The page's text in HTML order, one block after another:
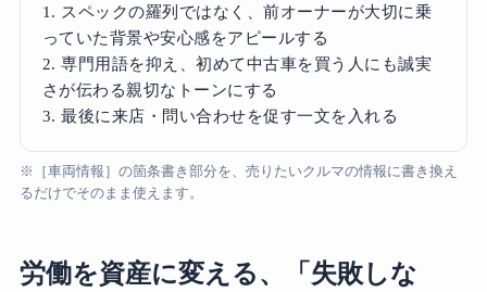
1. スペックの羅列ではなく、前オーナーが大切に乗
っていた背景や安心感をアピールする
2. 専門用語を抑え、初めて中古車を買う人にも誠実
さが伝わる親切なトーンにする
3. 最後に来店・問い合わせを促す一文を入れる
※［車両情報］の箇条書き部分を、売りたいクルマの情報に書き換え
るだけでそのまま使えます。
労働を資産に変える、「失敗しな